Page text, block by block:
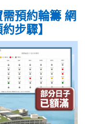
預約輪籌 網
步驟】